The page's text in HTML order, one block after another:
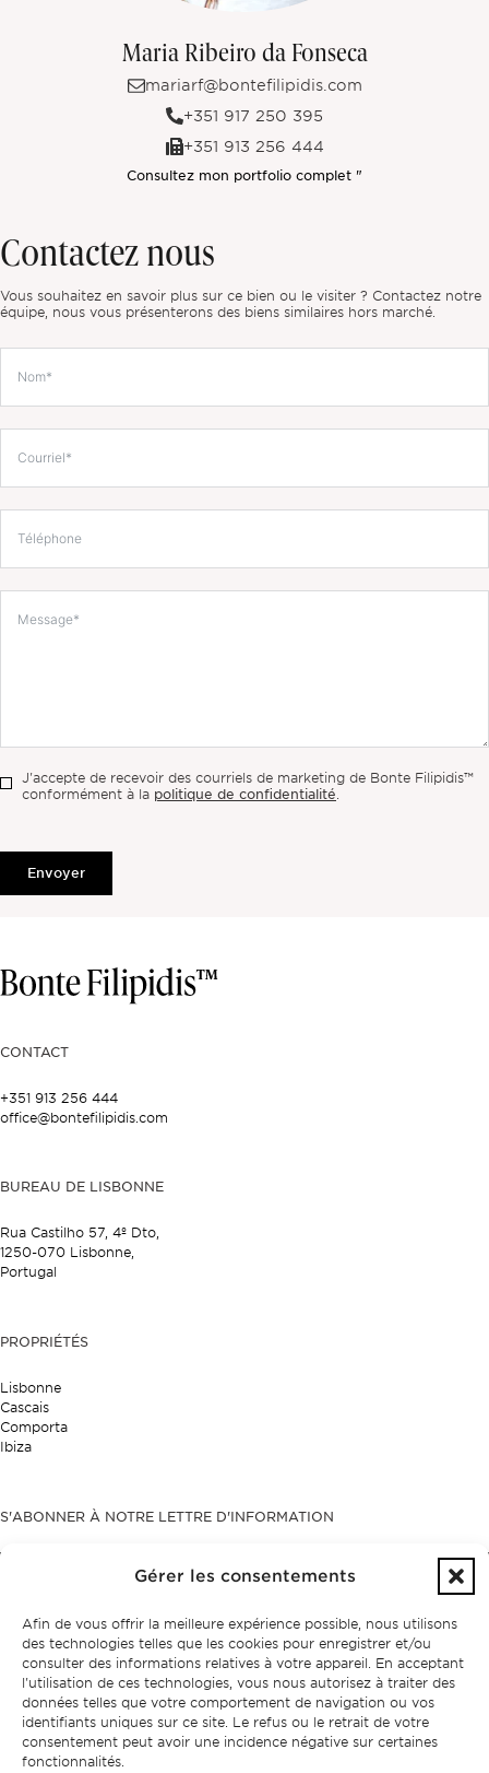
Gérer les consentements
Afin de vous offrir la meilleure expérience possible, nous utilisons
des technologies telles que les cookies pour enregistrer et/ou
consulter des informations relatives à votre appareil. En acceptant
l'utilisation de ces technologies, vous nous autorisez à traiter des
données telles que votre comportement de navigation ou vos
identifiants uniques sur ce site. Le refus ou le retrait de votre
consentement peut avoir une incidence négative sur certaines
fonctionnalités.
Maria Ribeiro da Fonseca
mariarf@bontefilipidis.com
+351 917 250 395
+351 913 256 444
Consultez mon portfolio complet "
Contactez nous
Vous souhaitez en savoir plus sur ce bien ou le visiter ? Contactez notre
équipe, nous vous présenterons des biens similaires hors marché.
J'accepte de recevoir des courriels de marketing de Bonte Filipidis™
conformément à la politique de confidentialité
Envoyer
CONTACT
+351 913 256 444
office@bontefilipidis.com
BUREAU DE LISBONNE
Rua Castilho 57, 4º Dto,
1250-070 Lisbonne,
Portugal
PROPRIÉTÉS
Lisbonne
Cascais
Comporta
Ibiza
S'ABONNER À NOTRE LETTRE D'INFORMATION
J'ai lu et j'accepte la politique de confidentialité.